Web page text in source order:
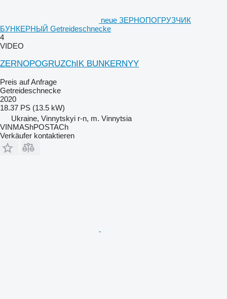
neue ЗЕРНОПОГРУЗЧИК
БУНКЕРНЫЙ Getreideschnecke
4
VIDEO
ZERNOPOGRUZChIK BUNKERNYY
Preis auf Anfrage
Getreideschnecke
2020
18.37 PS (13.5 kW)
Ukraine, Vinnytskyi r-n, m. Vinnytsia
VINMAShPOSTACh
Verkäufer kontaktieren